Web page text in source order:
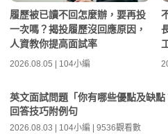
履歷被已讀不回怎麼辦，要再投
一次嗎？揭投履歷沒回應原因，
人資教你提高面試率
2026.08.05 | 104小編
英文面試問題「你有哪些優點及缺
回答技巧附例句
2026.08.03 | 104小編 | 9536觀看數